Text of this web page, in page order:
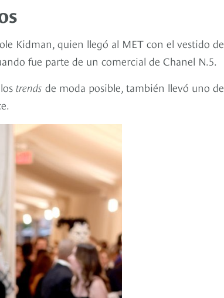
Kidman, quien llegó al MET con el vestido de
fue parte de un comercial de Chanel N.5.
trends de moda posible, también llevó uno de